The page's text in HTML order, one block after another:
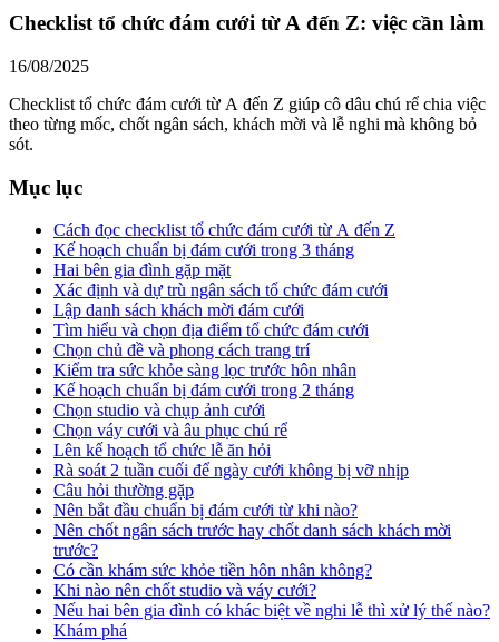
Checklist tổ chức đám cưới từ A đến Z: việc cần làm
16/08/2025
Checklist tổ chức đám cưới từ A đến Z giúp cô dâu chú rể chia việc
theo từng mốc, chốt ngân sách, khách mời và lễ nghi mà không bỏ
sót.
Mục lục
Cách đọc checklist tổ chức đám cưới từ A đến Z
Kế hoạch chuẩn bị đám cưới trong 3 tháng
Hai bên gia đình gặp mặt
Xác định và dự trù ngân sách tổ chức đám cưới
Lập danh sách khách mời đám cưới
Tìm hiểu và chọn địa điểm tổ chức đám cưới
Chọn chủ đề và phong cách trang trí
Kiểm tra sức khỏe sàng lọc trước hôn nhân
Kế hoạch chuẩn bị đám cưới trong 2 tháng
Chọn studio và chụp ảnh cưới
Chọn váy cưới và âu phục chú rể
Lên kế hoạch tổ chức lễ ăn hỏi
Rà soát 2 tuần cuối để ngày cưới không bị vỡ nhịp
Câu hỏi thường gặp
Nên bắt đầu chuẩn bị đám cưới từ khi nào?
Nên chốt ngân sách trước hay chốt danh sách khách mời
trước?
Có cần khám sức khỏe tiền hôn nhân không?
Khi nào nên chốt studio và váy cưới?
Nếu hai bên gia đình có khác biệt về nghi lễ thì xử lý thế nào?
Khám phá